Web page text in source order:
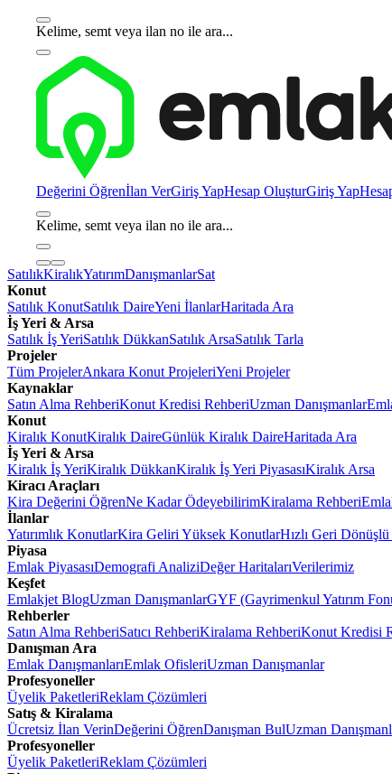
Kelime, semt veya ilan no ile ara...
Değerini Öğrenİlan VerGiriş YapHesap OluşturGiriş Yap
Kelime, semt veya ilan no ile ara...
SatılıkKiralıkYatırımDanışmanlarSat
Konut
Satılık KonutSatılık DaireYeni İlanlarHaritada Ara
İş Yeri & Arsa
Satılık İş YeriSatılık DükkanSatılık ArsaSatılık Tarla
Projeler
Tüm ProjelerAnkara Konut ProjeleriYeni Projeler
Kaynaklar
Satın Alma RehberiKonut Kredisi RehberiUzman Danışmanlar
Konut
Kiralık KonutKiralık DaireGünlük Kiralık DaireHaritada Ara
İş Yeri & Arsa
Kiralık İş YeriKiralık DükkanKiralık İş Yeri PiyasasıKiralık Arsa
Kiracı Araçları
Kira Değerini ÖğrenNe Kadar ÖdeyebilirimKiralama Rehberi
İlanlar
Yatırımlık KonutlarKira Geliri Yüksek KonutlarHızlı Geri
Piyasa
Emlak PiyasasıDemografi AnaliziDeğer HaritalarıVerilerimiz
Keşfet
Emlakjet BlogUzman DanışmanlarGYF (Gayrimenkul Yatırım
Rehberler
Satın Alma RehberiSatıcı RehberiKiralama RehberiKonut Kredisi
Danışman Ara
Emlak DanışmanlarıEmlak OfisleriUzman Danışmanlar
Profesyoneller
Üyelik PaketleriReklam Çözümleri
Satış & Kiralama
Ücretsiz İlan VerinDeğerini ÖğrenDanışman BulUzman
Profesyoneller
Üyelik PaketleriReklam Çözümleri